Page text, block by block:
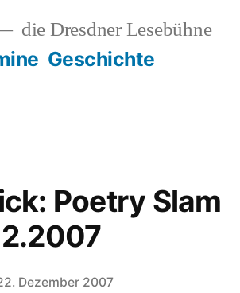
die Dresdner Lesebühne
Geschichte
Poetry Slam
Dezember 2007